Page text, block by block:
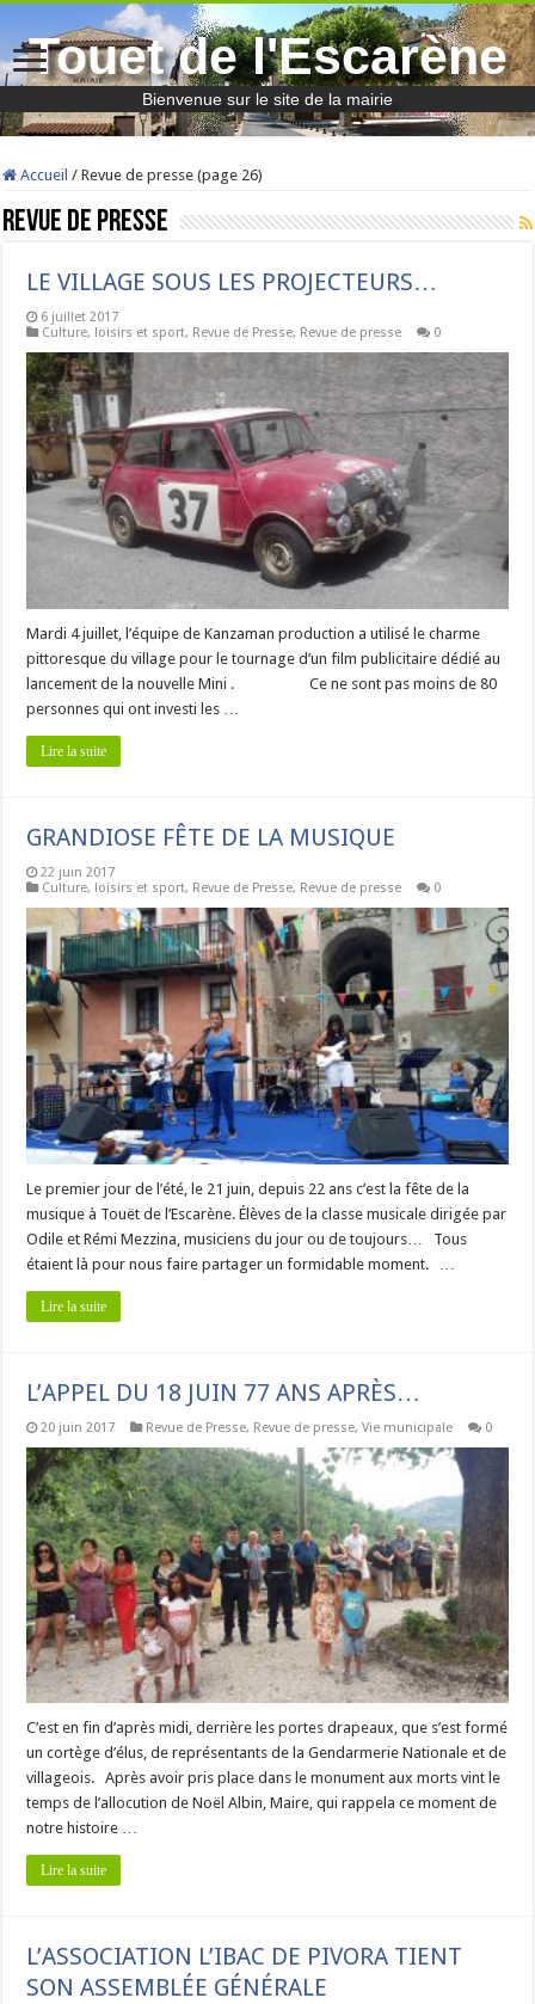
Touet de l'Escarène
Bienvenue sur le site de la mairie
Accueil / Revue de presse (page 26)
Revue de presse
LE VILLAGE SOUS LES PROJECTEURS…
6 juillet 2017
Culture, loisirs et sport, Revue de Presse, Revue de presse 0
Mardi 4 juillet, l’équipe de Kanzaman production a utilisé le charme
pittoresque du village pour le tournage d’un film publicitaire dédié au
lancement de la nouvelle Mini . Ce ne sont pas moins de 80
personnes qui ont investi les …
Lire la suite
GRANDIOSE FÊTE DE LA MUSIQUE
22 juin 2017
Culture, loisirs et sport, Revue de Presse, Revue de presse 0
Le premier jour de l’été, le 21 juin, depuis 22 ans c’est la fête de la
musique à Touët de l’Escarène. Élèves de la classe musicale dirigée par
Odile et Rémi Mezzina, musiciens du jour ou de toujours… Tous
étaient là pour nous faire partager un formidable moment. …
Lire la suite
L’APPEL DU 18 JUIN 77 ANS APRÈS…
20 juin 2017 Revue de Presse, Revue de presse,Vie municipale 0
C’est en fin d’après midi, derrière les portes drapeaux, que s’est formé
un cortège d’élus, de représentants de la Gendarmerie Nationale et de
villageois. Après avoir pris place dans le monument aux morts vint le
temps de l’allocution de Noël Albin, Maire, qui rappela ce moment de
notre histoire …
Lire la suite
L’ASSOCIATION L’IBAC DE PIVORA TIENT
SON ASSEMBLÉE GÉNÉRALE